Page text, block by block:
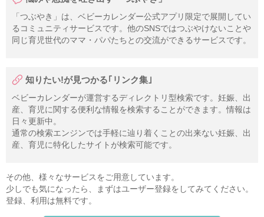
「つぶやき」は、ベビーカレンダー公式アプリ限定で展開してい
るコミュニティサービスです。他のSNSではつぶやけないことや
同じ育児世代のママ・パパたちとの交流ができるサービスです。
知りたい!が見つかる｢リンク集｣
ベビーカレンダーが運営するディレクトリ型検索です。妊娠、出
産、育児に関する便利な情報を検索することができます。情報は
日々更新中。
通常の検索エンジンでは手軽に辿り着くことの出来ない妊娠、出
産、育児に特化したサイトが検索可能です。
その他、様々なサービスをご用意しています。
少しでも気になったら、まずはユーザー登録をしてみてください。
登録、利用は無料です。